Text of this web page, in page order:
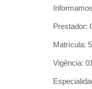
Prestador:
Matrícula:
Vigência: